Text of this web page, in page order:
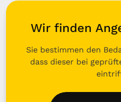
Wir finden
Sie bestimmen den
dass dieser bei